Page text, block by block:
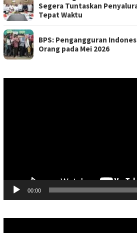
Segera Tuntaskan
Tepat Waktu
BPS: Pengangguran
Orang pada Mei 2026
00:00